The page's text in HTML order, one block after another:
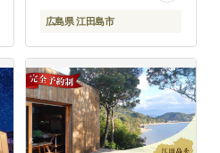
広島県 江田島市